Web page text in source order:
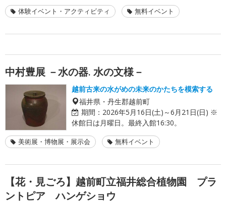
体験イベント・アクティビティ 無料イベント
中村豊展 －水の器. 水の文様－
越前古来の水がめの未来のかたちを模索する
福井県・丹生郡越前町
期間： 2026年5月16日(土)～6月21日(日) ※
休館日は月曜日。最終入館16:30。
美術展・博物展・展示会 無料イベント
【花・見ごろ】越前町立福井総合植物園 プラ
ントピア ハンゲショウ